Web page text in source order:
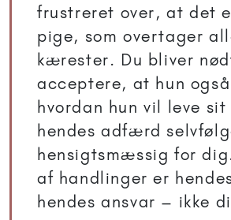
frustreret over, at det
pige, som overtager
kærester. Du bliver
acceptere, at hun
hvordan hun vil leve
hendes adfærd
hensigtsmæssig for
af handlinger er
hendes ansvar – ikke